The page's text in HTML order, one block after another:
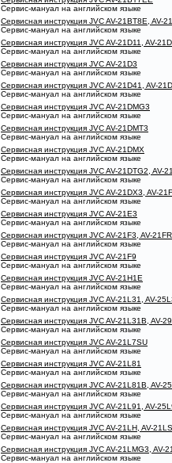
Сервис-мануал на английском языке
Сервисная инструкция JVC AV-21BT8E, AV-
Сервис-мануал на английском языке
Сервисная инструкция JVC AV-21D11, AV-
Сервис-мануал на английском языке
Сервисная инструкция JVC AV-21D3
Сервис-мануал на английском языке
Сервисная инструкция JVC AV-21D41, AV-
Сервис-мануал на английском языке
Сервисная инструкция JVC AV-21DMG3
Сервис-мануал на английском языке
Сервисная инструкция JVC AV-21DMT3
Сервис-мануал на английском языке
Сервисная инструкция JVC AV-21DMX
Сервис-мануал на английском языке
Сервисная инструкция JVC AV-21DTG2, AV-
Сервис-мануал на английском языке
Сервисная инструкция JVC AV-21DX3, AV-
Сервис-мануал на английском языке
Сервисная инструкция JVC AV-21E3
Сервис-мануал на английском языке
Сервисная инструкция JVC AV-21F3, AV-
Сервис-мануал на английском языке
Сервисная инструкция JVC AV-21F9
Сервис-мануал на английском языке
Сервисная инструкция JVC AV-21H1E
Сервис-мануал на английском языке
Сервисная инструкция JVC AV-21L31, AV-
Сервис-мануал на английском языке
Сервисная инструкция JVC AV-21L31B, AV-
Сервис-мануал на английском языке
Сервисная инструкция JVC AV-21L7SU
Сервис-мануал на английском языке
Сервисная инструкция JVC AV-21L81
Сервис-мануал на английском языке
Сервисная инструкция JVC AV-21L81B, AV-
Сервис-мануал на английском языке
Сервисная инструкция JVC AV-21L91, AV-
Сервис-мануал на английском языке
Сервисная инструкция JVC AV-21LH, AV-
Сервис-мануал на английском языке
Сервисная инструкция JVC AV-21LMG3, AV-
Сервис-мануал на английском языке